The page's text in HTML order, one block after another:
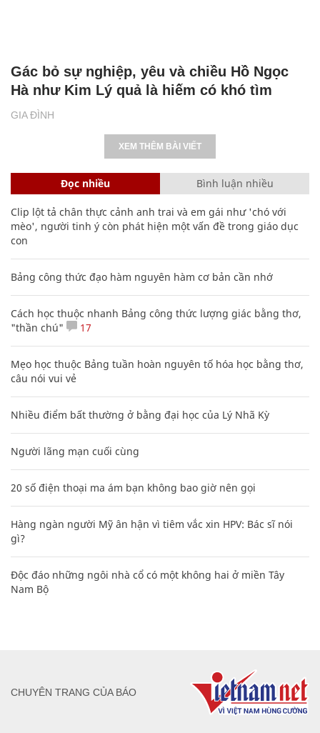
GIA ĐÌNH
Gác bỏ sự nghiệp, yêu và chiều Hồ Ngọc
Hà như Kim Lý quả là hiếm có khó tìm
XEM THÊM BÀI VIẾT
Đọc nhiều Bình luận nhiều
Clip lột tả chân thực cảnh anh trai và em gái như 'chó với
mèo', người tinh ý còn phát hiện một vấn đề trong giáo dục
con
Bảng công thức đạo hàm nguyên hàm cơ bản cần nhớ
Cách học thuộc nhanh Bảng công thức lượng giác bằng thơ,
"thần chú"
17
Mẹo học thuộc Bảng tuần hoàn nguyên tố hóa học bằng thơ,
câu nói vui vẻ
Nhiều điểm bất thường ở bằng đại học của Lý Nhã Kỳ
Người lãng mạn cuối cùng
20 số điện thoại ma ám bạn không bao giờ nên gọi
Hàng ngàn người Mỹ ân hận vì tiêm vắc xin HPV: Bác sĩ nói
gì?
Độc đáo những ngôi nhà cổ có một không hai ở miền Tây
Nam Bộ
CHUYÊN TRANG CỦA BÁO